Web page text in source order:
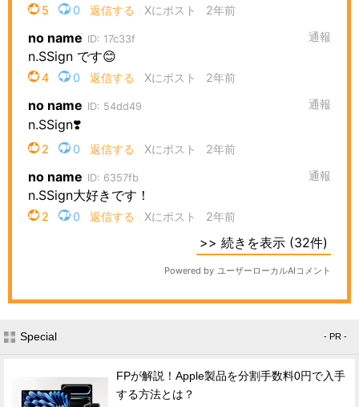
Special - PR -
FPが解説！Apple製品を分割手数料0円で入手
する方法とは？